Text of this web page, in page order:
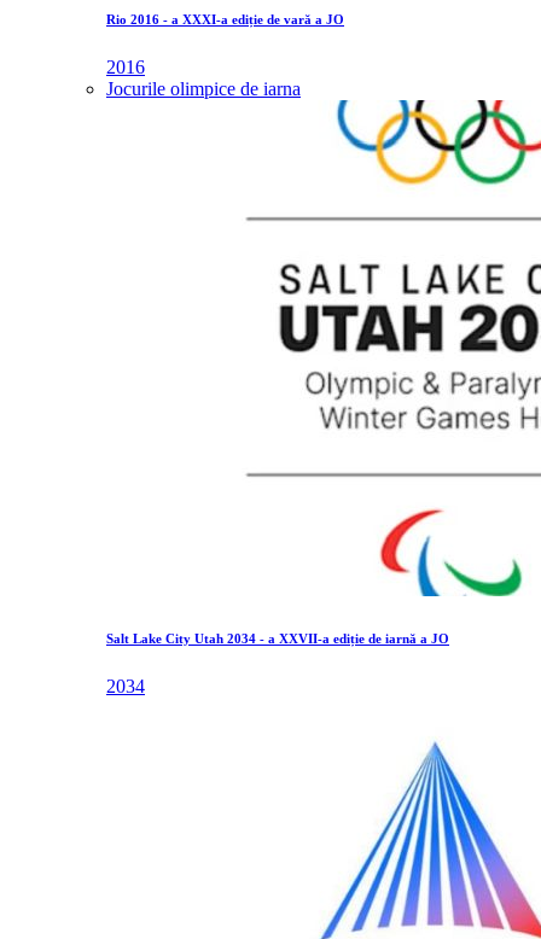
Rio 2016 - a XXXI-a ediție de vară a JO
2016
Jocurile olimpice de iarna
Salt Lake City Utah 2034 - a XXVII-a ediție de iarnă a JO
2034